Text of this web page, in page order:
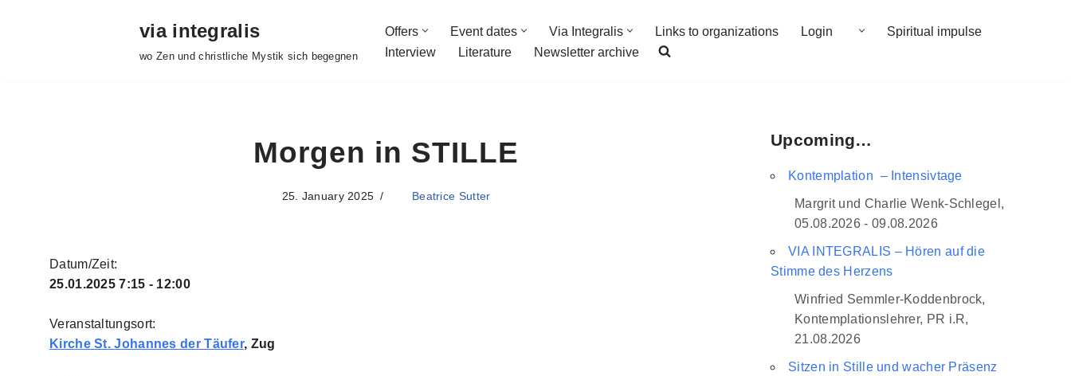
via integralis
wo Zen und christliche Mystik sich begegnen
Offers Event dates Via Integralis Links to organizations Login
Spiritual impulse
Interview
Literature Newsletter archive
Morgen in STILLE
25. January 2025 Beatrice Sutter
Datum/Zeit:
25.01.20257:15 - 12:00
Veranstaltungsort:
Kirche St. Johannes der Täufer, Zug
Upcoming…
Kontemplation – Intensivtage
Margrit und Charlie Wenk-Schlegel,
05.08.2026 - 09.08.2026
VIA INTEGRALIS – Hören auf die
Stimme des Herzens
Winfried Semmler-Koddenbrock,
Kontemplationslehrer, PR i.R,
21.08.2026
Sitzen in Stille und wacher Präsenz